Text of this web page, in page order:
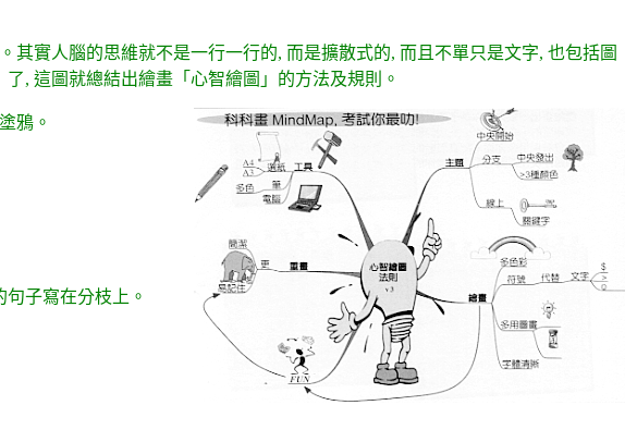
實人腦的思維就不是一行一行的, 而是擴散式的, 而且不單只是文字, 也包括圖
, 這圖就總結出繪畫「心智繪圖」的方法及規則。
鴉。
子寫在分枝上。